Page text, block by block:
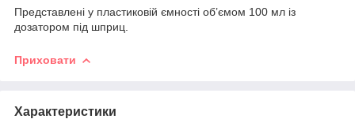
Представлені у пластиковій ємності об’ємом 100 мл із
дозатором під шприц.
Приховати
Характеристики